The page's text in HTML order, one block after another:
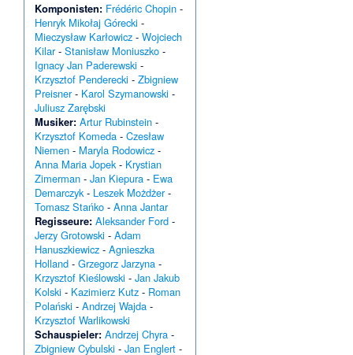
Komponisten: Frédéric Chopin -
Henryk Mikołaj Górecki -
Mieczysław Karłowicz -Wojciech
Kilar-Stanisław Moniuszko -
Ignacy Jan Paderewski -
Krzysztof Penderecki -Zbigniew
Preisner- Karol Szymanowski -
Juliusz Zarębski
Musiker: Artur Rubinstein -
Krzysztof Komeda -Czesław
Niemen - Maryla Rodowicz -
Anna Maria Jopek- Krystian
Zimerman -Jan Kiepura - Ewa
Demarczyk- Leszek Możdżer-
Tomasz Stańko -Anna Jantar
Regisseure: Aleksander Ford -
Jerzy Grotowski -Adam
Hanuszkiewicz -Agnieszka
Holland -Grzegorz Jarzyna -
Krzysztof Kieślowski -Jan Jakub
Kolski - Kazimierz Kutz - Roman
Polański -Andrzej Wajda -
Krzysztof Warlikowski
Schauspieler: Andrzej Chyra -
Zbigniew Cybulski -Jan Englert -